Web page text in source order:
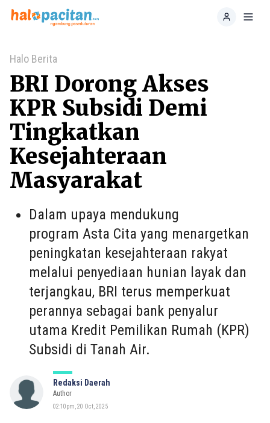
Home
Halo Berita
BRI Dorong Akses
KPR Subsidi Demi
Tingkatkan
Kesejahteraan
Masyarakat
Dalam upaya mendukung
program Asta Cita yang menargetkan
peningkatan kesejahteraan rakyat
melalui penyediaan hunian layak dan
terjangkau, BRI terus memperkuat
perannya sebagai bank penyalur
utama Kredit Pemilikan Rumah (KPR)
Subsidi di Tanah Air.
Redaksi Daerah
Author
02:10pm, 20 Oct, 2025